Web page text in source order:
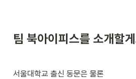
팀 북아이피스를 소개할
서울대학교 출신 동문은 물론